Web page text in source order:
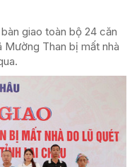
giao toàn bộ 24 căn
Than bị mất nhà